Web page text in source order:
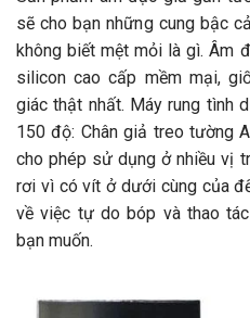
sẽ cho bạn những cung bậc
không biết mệt mỏi là gì. Âm
silicon cao cấp mềm mại,
giác thật nhất. Máy rung tình
150 độ: Chân giả treo tường
cho phép sử dụng ở nhiều vị
rơi vì có vít ở dưới cùng của
về việc tự do bóp và thao
bạn muốn.